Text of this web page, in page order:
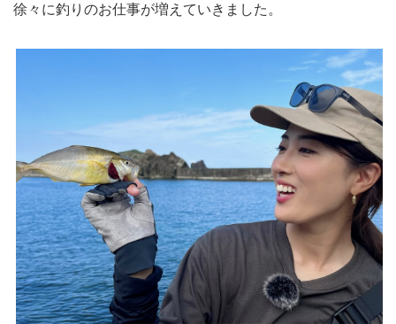
徐々に釣りのお仕事が増えていきました。